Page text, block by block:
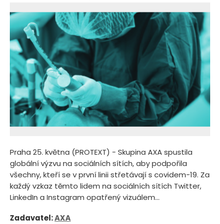
Praha 25. května (PROTEXT) - Skupina AXA spustila
globální výzvu na sociálních sítích, aby podpořila
všechny, kteří se v první linii střetávají s covidem-19. Za
každý vzkaz těmto lidem na sociálních sítích Twitter,
LinkedIn a Instagram opatřený vizuálem...
Zadavatel:AXA